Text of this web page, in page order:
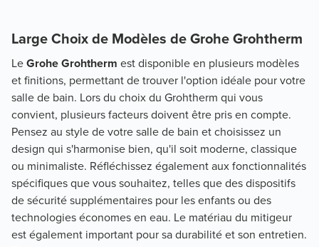
Large Choix de Modèles de Grohe Grohtherm
LeGrohe Grohtherm est disponible en plusieurs modèles
et finitions, permettant de trouver l'option idéale pour votre
salle de bain. Lors du choix du Grohtherm qui vous
convient, plusieurs facteurs doivent être pris en compte.
Pensez au style de votre salle de bain et choisissez un
design qui s'harmonise bien, qu'il soit moderne, classique
ou minimaliste. Réfléchissez également aux fonctionnalités
spécifiques que vous souhaitez, telles que des dispositifs
de sécurité supplémentaires pour les enfants ou des
technologies économes en eau. Le matériau du mitigeur
est également important pour sa durabilité et son entretien.